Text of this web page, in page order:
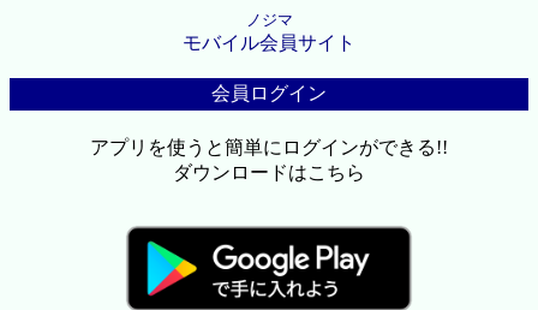
ノジマ
モバイル会員サイト
会員ログイン
アプリを使うと簡単にログインができる!!
ダウンロードはこちら